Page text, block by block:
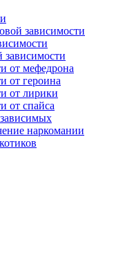
зависимости
зависимости
от мефедрона
от героина
от лирики
от спайса
наркомании